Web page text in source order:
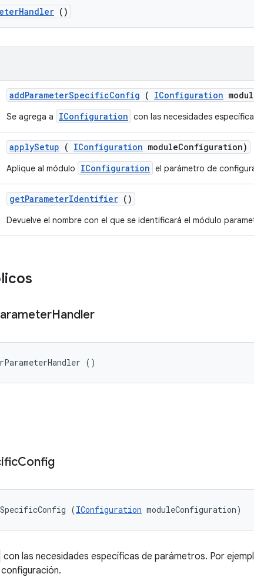
Handler ()
addParameterSpecificConfig ( IConfiguration
Se agrega a IConfiguration con las necesidades
applySetup ( IConfiguration moduleConfiguration)
Aplique al módulo IConfiguration el parámetro de
getParameterIdentifier ()
Devuelve el nombre con el que se identificará el módulo
Handler
()
Config
(IConfiguration moduleConfiguration)
con las necesidades específicas de parámetros. Por